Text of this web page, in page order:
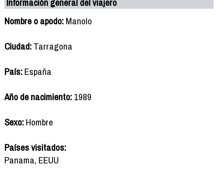
Nombre o apodo:Manolo
Ciudad:Tarragona
País:España
Año de nacimiento:1989
Sexo:Hombre
Países visitados:
Panama, EEUU